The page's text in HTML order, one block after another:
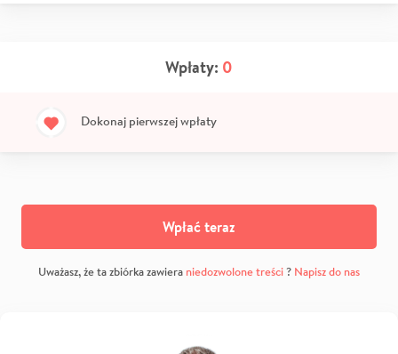
Wpłaty: 0
Dokonaj pierwszej wpłaty
Wpłać teraz
Uważasz, że ta zbiórka zawiera niedozwolone treści? Napisz do nas